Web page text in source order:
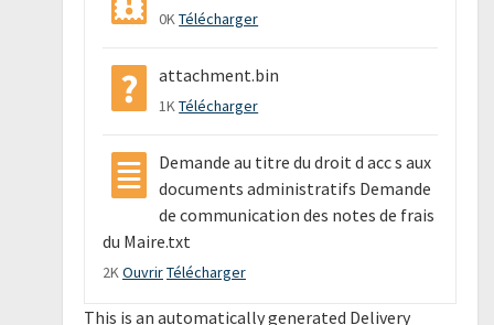
0KTélécharger
attachment.bin
1KTélécharger
Demande au titre du droit d acc s aux
documents administratifs Demande
de communication des notes de frais
du Maire.txt
2K OuvrirTélécharger
This is an automatically generated Delivery